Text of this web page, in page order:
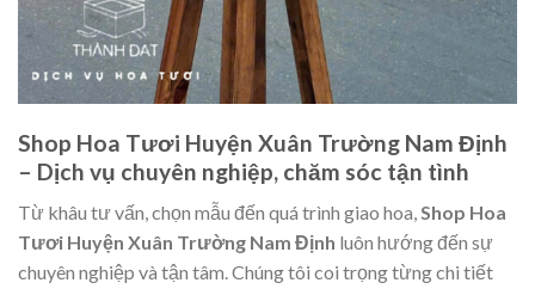
Shop Hoa Tươi Huyện Xuân Trường Nam Định
– Dịch vụ chuyên nghiệp, chăm sóc tận tình
Từ khâu tư vấn, chọn mẫu đến quá trình giao hoa,Shop Hoa
Tươi Huyện Xuân Trường Nam Định luôn hướng đến sự
chuyên nghiệp và tận tâm. Chúng tôi coi trọng từng chi tiết